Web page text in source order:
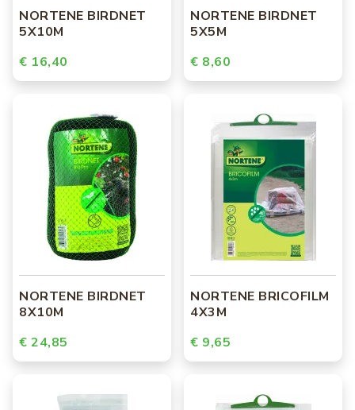
NORTENE BIRDNET
5X10M
€ 16,40
NORTENE BIRDNET
5X5M
€ 8,60
NORTENE BIRDNET
8X10M
€ 24,85
NORTENE BRICOFILM
4X3M
€ 9,65